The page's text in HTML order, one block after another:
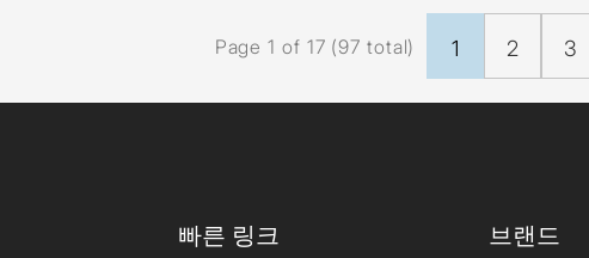
Page 1 of 17 (97 total) 1 2 3
빠른 링크 브랜드